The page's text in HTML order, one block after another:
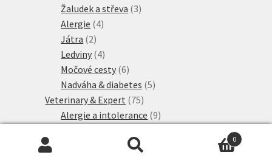
produktů
Žaludek a střeva 33
Alergie 44
Játra 22
produkty
Ledviny 44
produkty
Močové cesty 66
produktů
Nadváha & diabetes 55
Veterinary & Expert 7575
produktů
Alergie a intolerance 99
produkty
0